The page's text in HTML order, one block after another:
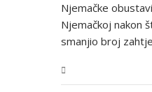
Njemačke
Njemačkoj nakon
smanjio broj